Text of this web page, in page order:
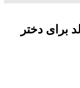
برای دختر